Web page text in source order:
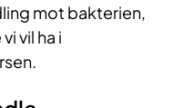
mot bakterien,
vil ha i